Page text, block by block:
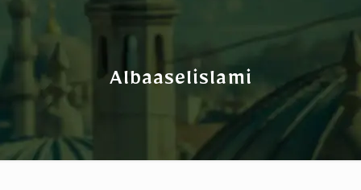
Albaaselislami